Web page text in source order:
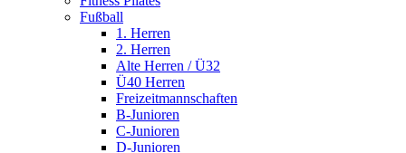
Fußball
1. Herren
2. Herren
Alte Herren / Ü32
Ü40 Herren
Freizeitmannschaften
B-Junioren
C-Junioren
D-Junioren